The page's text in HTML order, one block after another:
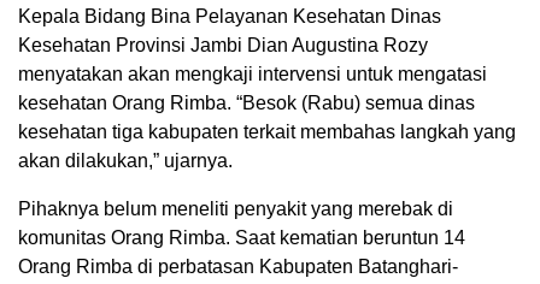
Kepala Bidang Bina Pelayanan Kesehatan Dinas
Kesehatan Provinsi Jambi Dian Augustina Rozy
menyatakan akan mengkaji intervensi untuk mengatasi
kesehatan Orang Rimba. “Besok (Rabu) semua dinas
kesehatan tiga kabupaten terkait membahas langkah yang
akan dilakukan,” ujarnya.
Pihaknya belum meneliti penyakit yang merebak di
komunitas Orang Rimba. Saat kematian beruntun 14
Orang Rimba di perbatasan Kabupaten Batanghari-